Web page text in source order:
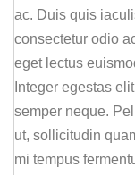
ac. Duis quis
consectetur odio
eget lectus
Integer egestas
semper neque.
ut, sollicitudin
mi tempus